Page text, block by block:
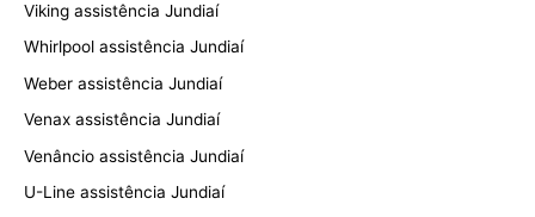
Viking assistência Jundiaí
Whirlpool assistência Jundiaí
Weber assistência Jundiaí
Venax assistência Jundiaí
Venâncio assistência Jundiaí
U-Line assistência Jundiaí